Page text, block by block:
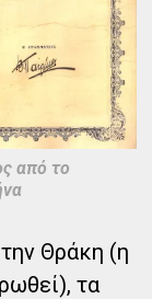
από το
Θράκη (η
τα